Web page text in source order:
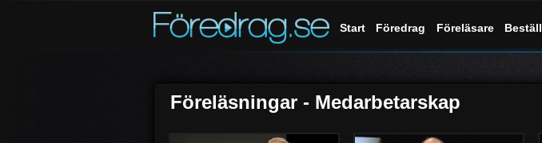
Start Föredrag Föreläsare Beställ
Föreläsningar - Medarbetarskap